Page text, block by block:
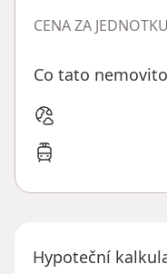
CENA ZA JEDNOTKU
Co tato
Hypoteční